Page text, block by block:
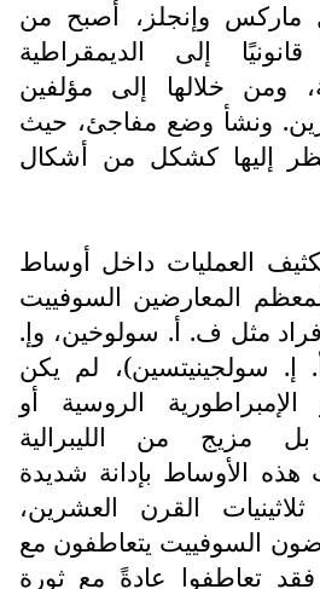
ماركس وإنجلز، أصبح من
إلى الديمقراطية
ومن خلالها إلى مؤلفين
ونشأ وضع مفاجئ، حيث
إليها كشكل من أشكال
العمليات داخل أوساط
المعارضين السوفييت
مثل ف. أ. سولوخين، وإ.
إ. سولجينيتسين)، لم يكن
الروسية أو
بل مزيج من الليبرالية
هذه الأوساط بإدانة شديدة
القرن العشرين،
السوفييت يتعاطفون مع
تعاطفوا عادةً مع ثورة